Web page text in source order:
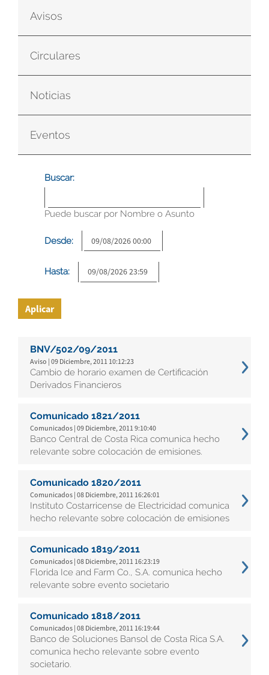
Avisos
Circulares
Noticias
Eventos
Buscar:
Puede buscar por Nombre o Asunto
Desde:
Hasta:
Aplicar
BNV/502/09/2011
Aviso | 09 Diciembre, 2011 10:12:23
Cambio de horario examen de Certificación
Derivados Financieros
Comunicado 1821/2011
Comunicados | 09 Diciembre, 2011 9:10:40
Banco Central de Costa Rica comunica hecho
relevante sobre colocación de emisiones.
Comunicado 1820/2011
Comunicados | 08 Diciembre, 2011 16:26:01
Instituto Costarricense de Electricidad comunica
hecho relevante sobre colocación de emisiones
Comunicado 1819/2011
Comunicados | 08 Diciembre, 2011 16:23:19
Florida Ice and Farm Co., S.A. comunica hecho
relevante sobre evento societario
Comunicado 1818/2011
Comunicados | 08 Diciembre, 2011 16:19:44
Banco de Soluciones Bansol de Costa Rica S.A.
comunica hecho relevante sobre evento
societario.